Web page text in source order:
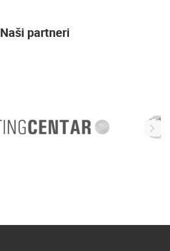
Naši partneri